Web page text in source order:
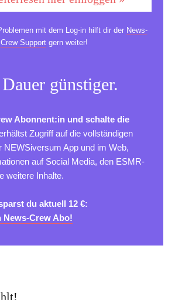
mit dem Log-in hilft dir der News-
Crew Supportgern weiter!
günstiger.
Abonnent:in und schalte die
Zugriff auf die vollständigen
NEWSiversum App und im Web,
auf Social Media, den ESMR-
weitere Inhalte.
du aktuell 12 €:
News-Crew Abo!